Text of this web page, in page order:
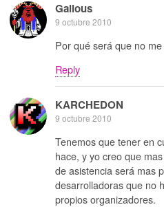
Galious
9 octubre 2010
Por qué será que no
Reply
KARCHEDON
9 octubre 2010
Tenemos que tener en
hace, y yo creo que
de asistencia será mas
desarrolladoras que no
propios organizadores.